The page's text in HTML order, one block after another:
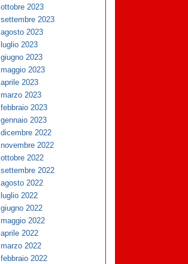
ottobre 2023
settembre 2023
agosto 2023
luglio 2023
giugno 2023
maggio 2023
aprile 2023
marzo 2023
febbraio 2023
gennaio 2023
dicembre 2022
novembre 2022
ottobre 2022
settembre 2022
agosto 2022
luglio 2022
giugno 2022
maggio 2022
aprile 2022
marzo 2022
febbraio 2022